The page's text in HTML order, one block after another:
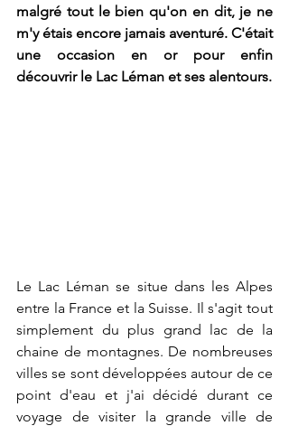
malgré tout le bien qu'on en dit, je ne
m'y étais encore jamais aventuré. C'était
une occasion en or pour enfin
découvrir le Lac Léman et ses alentours.
Le Lac Léman se situe dans les Alpes
entre la France et la Suisse. Il s'agit tout
simplement du plus grand lac de la
chaine de montagnes. De nombreuses
villes se sont développées autour de ce
point d'eau et j'ai décidé durant ce
voyage de visiter la grande ville de